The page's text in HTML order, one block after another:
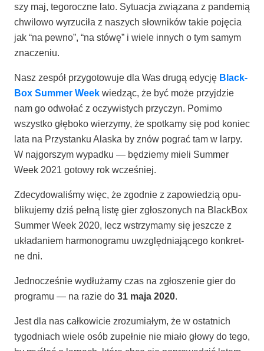
szy maj, tego­rocz­ne lato. Sytu­acja zwią­za­na z pan­de­mią
chwi­lo­wo wyrzu­ci­ła z naszych słow­ni­ków takie poję­cia
jak “na pew­no”, “na stó­wę” i wie­le innych o tym samym
znaczeniu.
Nasz zespół przy­go­to­wu­je dla Was dru­gą edy­cję Black­
Box Sum­mer Week wie­dząc, że być może przyj­dzie
nam go odwo­łać z oczy­wi­stych przy­czyn. Pomi­mo
wszyst­ko głę­bo­ko wie­rzy­my, że spo­tka­my się pod koniec
lata na Przy­stan­ku Ala­ska by znów pograć tam w lar­py.
W naj­gor­szym wypad­ku — będzie­my mie­li Sum­mer
Week 2021 goto­wy rok wcześniej.
Zde­cy­do­wa­li­śmy więc, że zgod­nie z zapo­wie­dzią opu­
bli­ku­je­my dziś peł­ną listę gier zgło­szo­nych na Black­Box
Sum­mer Week 2020, lecz wstrzy­ma­my się jesz­cze z
ukła­da­niem har­mo­no­gra­mu uwzględ­nia­ją­ce­go kon­kret­
ne dni.
Jed­no­cze­śnie wydłu­ża­my czas na zgło­sze­nie gier do
pro­gra­mu — na razie do 31 maja 2020
Jest dla nas cał­ko­wi­cie zro­zu­mia­łym, że w ostat­nich
tygo­dniach wie­le osób zupeł­nie nie mia­ło gło­wy do tego,